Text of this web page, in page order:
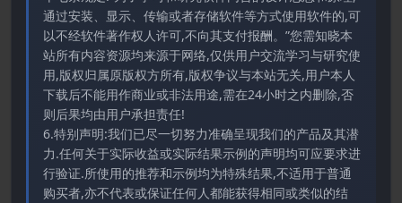
通过安装、显示、传输或者存储软件等方式使用软件的,可
以不经软件著作权人许可,不向其支付报酬。”您需知晓本
站所有内容资源均来源于网络,仅供用户交流学习与研究使
用,版权归属原版权方所有,版权争议与本站无关,用户本人
下载后不能用作商业或非法用途,需在24小时之内删除,否
则后果均由用户承担责任!
6.特别声明:我们已尽一切努力准确呈现我们的产品及其潜
力.任何关于实际收益或实际结果示例的声明均可应要求进
行验证.所使用的推荐和示例均为特殊结果,不适用于普通
购买者,亦不代表或保证任何人都能获得相同或类似的结